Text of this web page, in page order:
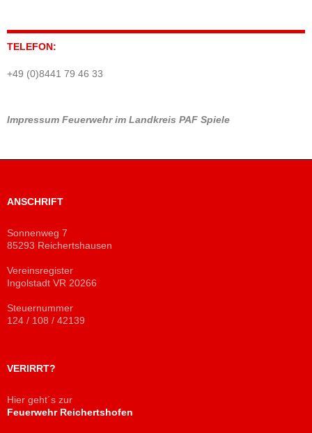
TELEFON:
+49 (0)8441 79 46 33
Impressum Feuerwehr im Landkreis PAF Spiele
ANSCHRIFT
Sonnenweg 7
85293 Reichertshausen
Vereinsregister
Ingolstadt VR 20266
Steuernummer
124 / 108 / 42139
VERIRRT?
Hier geht´s zur
Feuerwehr Reichertshofen